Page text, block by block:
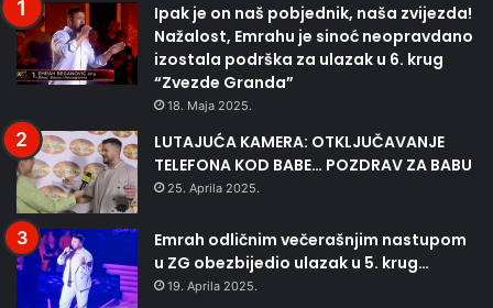
Ipak je on naš pobjednik, naša zvijezda!
Nažalost, Emrahu je sinoć neopravdano
izostala podrška za ulazak u 6. krug
“Zvezde Granda”
18. Maja 2025.
LUTAJUĆA KAMERA: OTKLJUČAVANJE
TELEFONA KOD BABE… POZDRAV ZA BABU
25. Aprila 2025.
Emrah odličnim večerašnjim nastupom
u ZG obezbijedio ulazak u 5. krug…
19. Aprila 2025.